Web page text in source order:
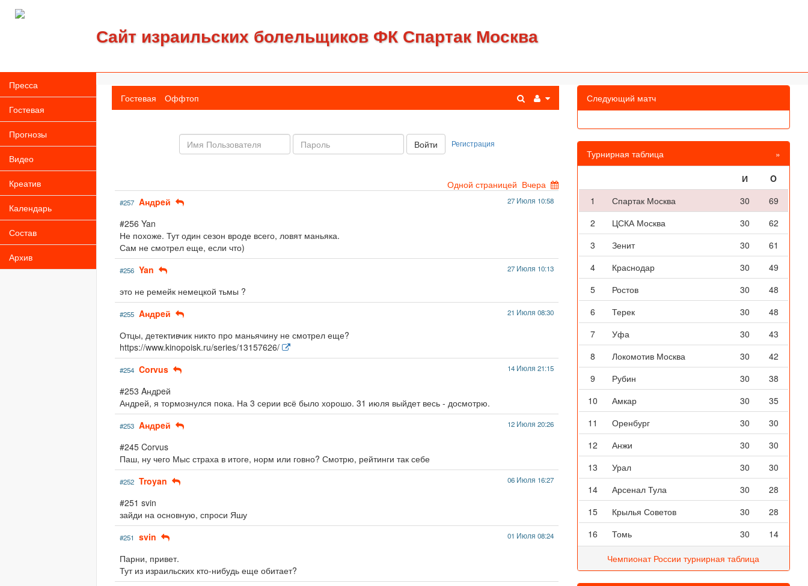
Сайт израильских болельщиков ФК Спартак Москва
Пресса
Гостевая
Прогнозы
Видео
Креатив
Календарь
Состав
Архив
Гостевая Оффтоп
Имя
пользователя
Пароль: Войти Регистрация
Одной страницей Вчера
#257 Aндpeй 27 Июля 10:58
#256 Yan
Не похоже. Тут один сезон вроде всего, ловят маньяка.
Сам не смотрел еще, если что)
#256 Yan 27 Июля 10:13
это не ремейк немецкой тьмы ?
#255 Aндpeй 21 Июля 08:30
Отцы, детективчик никто про маньячину не смотрел еще?
https://www.kinopoisk.ru/series/13157626/
#254 Corvus 14 Июля 21:15
#253 Aндpeй
Андрей, я тормознулся пока. На 3 серии всё было хорошо. 31 июля выйдет весь - досмотрю.
#253 Aндpeй 12 Июля 20:26
#245 Corvus
Паш, ну чего Мыс страха в итоге, норм или говно? Смотрю, рейтинги так себе
#252 Troyan 06 Июля 16:27
#251 svin
зайди на основную, спроси Яшу
#251 svin 01 Июля 08:24
Парни, привет.
Тут из израильских кто-нибудь еще обитает?
Следующий матч
Турнирная таблица »
И
O
1
Спартак Москва 30
69
2
ЦСКА Москва 30
62
3
Зенит 30
61
4
Краснодар 30
49
5
Ростов 30
48
6
Терек 30
48
7
Уфа 30
43
8
Локомотив Москва 30
42
9
Рубин 30
38
10
Амкар 30
35
11
Оренбург 30
30
12
Анжи 30
30
13
Урал 30
30
14
Арсенал Тула 30
28
15
Крылья Советов 30
28
16
Томь 30 14
Чемпионат России турнирная таблица